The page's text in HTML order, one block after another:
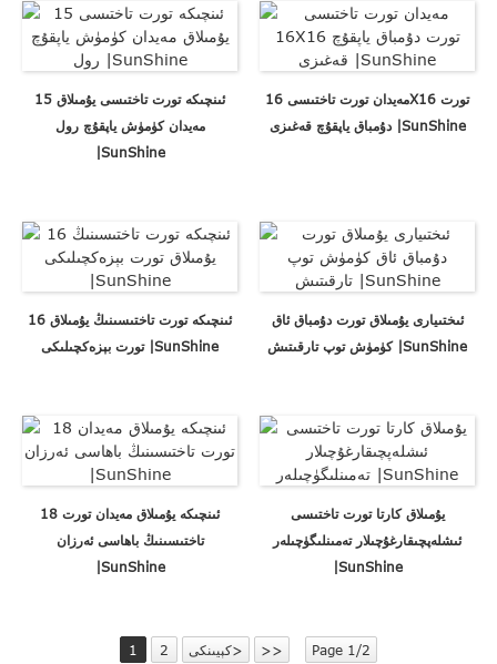
15 ئىنچىكە تورت تاختىسى يۇمىلاق
مەيدان كۈمۈش ياپقۇچ رول
|SunShine
مەيدان تورت تاختىسى 16X16 تورت
دۇمباق ياپقۇچ قەغىزى |SunShine
16 ئىنچىكە تورت تاختىسىنىڭ يۇمىلاق
تورت بېزەكچىلىكى |SunShine
ئىختىيارى يۇمىلاق تورت دۇمباق ئاق
كۈمۈش توپ تارقىتىش |SunShine
18 ئىنچىكە يۇمىلاق مەيدان تورت
تاختىسىنىڭ باھاسى ئەرزان
|SunShine
يۇمىلاق كارتا تورت تاختىسى
ئىشلەپچىقارغۇچىلار تەمىنلىگۈچىلەر
|SunShine
1 2 كېيىنكى> >> Page 1/2